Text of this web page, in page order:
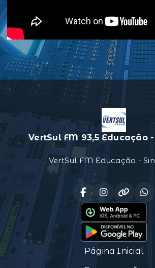
VertSul FM 93,5 Educação
VertSul FM Educação -
Página Inicial